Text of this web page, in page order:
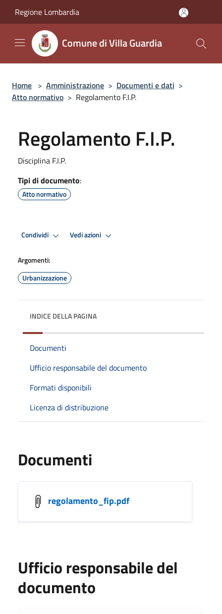
Regione Lombardia
Comune di Villa Guardia
Home > Amministrazione > Documenti e dati >
Atto normativo > Regolamento F.I.P.
Regolamento F.I.P.
Disciplina F.I.P.
Tipi di documento:
Atto normativo
Condividi Vedi azioni
Argomenti:
Urbanizzazione
INDICE DELLA PAGINA
Documenti
Ufficio responsabile del documento
Formati disponibili
Licenza di distribuzione
Documenti
regolamento_fip.pdf
Ufficio responsabile del
documento